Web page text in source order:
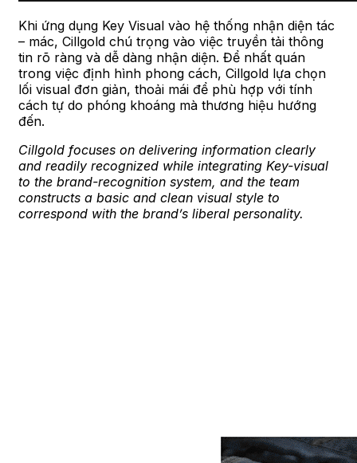
Khi ứng dụng Key Visual vào hệ thống nhận diện tác
– mác, Cillgold chú trọng vào việc truyền tải thông
tin rõ ràng và dễ dàng nhận diện. Để nhất quán
trong việc định hình phong cách, Cillgold lựa chọn
lối visual đơn giản, thoải mái để phù hợp với tính
cách tự do phóng khoáng mà thương hiệu hướng
đến.
Cillgold focuses on delivering information clearly
and readily recognized while integrating Key-visual
to the brand-recognition system, and the team
constructs a basic and clean visual style to
correspond with the brand’s liberal personality.